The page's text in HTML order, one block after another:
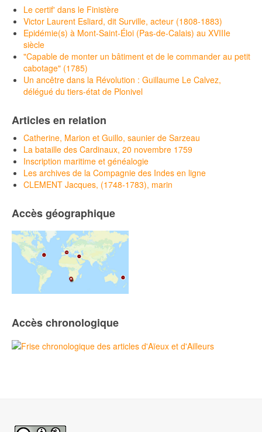
Le certif' dans le Finistère
Victor Laurent Esliard, dit Surville, acteur (1808-1883)
Epidémie(s) à Mont-Saint-Éloi (Pas-de-Calais) au XVIIIe
siècle
"Capable de monter un bâtiment et de le commander au petit
cabotage" (1785)
Un ancêtre dans la Révolution : Guillaume Le Calvez,
délégué du tiers-état de Plonivel
Articles en relation
Catherine, Marion et Guillo, saunier de Sarzeau
La bataille des Cardinaux, 20 novembre 1759
Inscription maritime et généalogie
Les archives de la Compagnie des Indes en ligne
CLEMENT Jacques, (1748-1783), marin
Accès géographique
Accès chronologique